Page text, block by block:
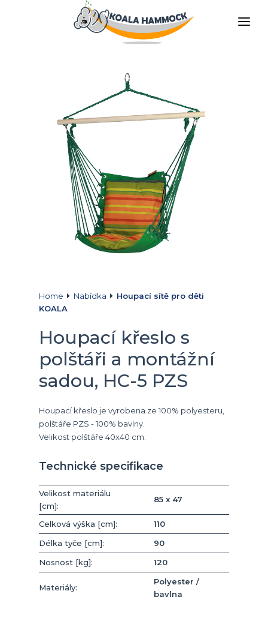
STAŇTE SE DISTRIBUTOREM
Home Nabídka
Houpací sítě pro děti
KOALA
Houpací křeslo s
polštáři a montážní
sadou, HC-5 PZS
Houpací křeslo je vyrobena ze 100% polyesteru,
polštáře PZS - 100% bavlny.
Velikost polštáře 40x40 cm.
Technické specifikace
Velikost materiálu
[cm]:
85 x 47
Celková výška [cm]:
110
Délka tyče [cm]:
90
Nosnost [kg]:
120
Materiály:
Polyester /
bavlna